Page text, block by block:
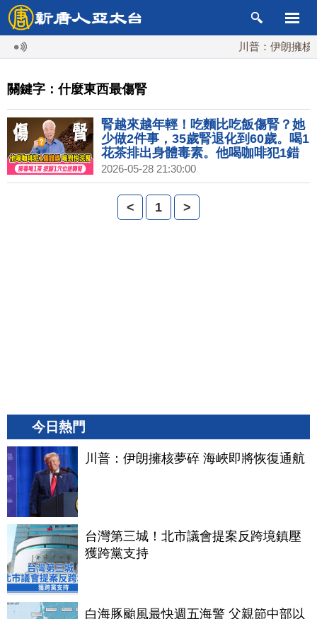
川普：伊朗擁核
關鍵字：什麼東西最傷腎
腎越來越年輕！吃麵比吃飯傷腎？她
少做2件事，35歲腎退化到60歲。喝1
花茶排出身體毒素。他喝咖啡犯1錯
誤，喝到快洗腎。這樣吃魚吃到中毒
腎衰竭，魚油吃錯也傷腎。胡乃文開
講Dr.HU345
2026-05-28 21:30:00
< 1 >
今日熱門
川普：伊朗擁核夢碎 海峽即將恢復通航
台灣第三城！北市議會提案反跨境鎮壓
獲跨黨支持
白海豚颱風最快週五海警 父親節中部以